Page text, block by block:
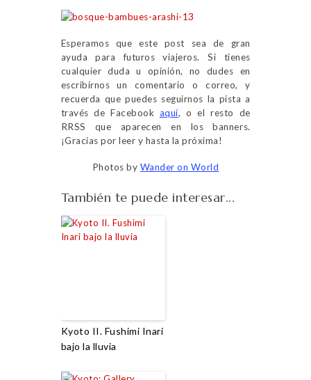
Esperamos que este post sea de gran
ayuda para futuros viajeros. Si tienes
cualquier duda u opinión, no dudes en
escribirnos un comentario o correo, y
recuerda que puedes seguirnos la pista a
través de Facebook aquí, o el resto de
RRSS que aparecen en los banners.
¡Gracias por leer y hasta la próxima!
Photos by Wander on World
También te puede interesar...
Kyoto II. Fushimi Inari
bajo la lluvia